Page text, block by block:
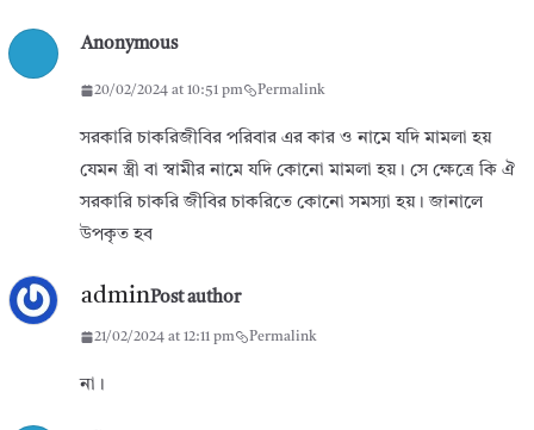
Anonymous
20/02/2024 at 10:51 pm Permalink
সরকারি চাকরিজীবির পরিবার এর কার ও নামে যদি মামলা হয়
যেমন স্ত্রী বা স্বামীর নামে যদি কোনো মামলা হয়। সে ক্ষেত্রে কি ঐ
সরকারি চাকরি জীবির চাকরিতে কোনো সমস্যা হয়। জানালে
উপকৃত হব
adminPost author
21/02/2024 at 12:11 pm Permalink
না।